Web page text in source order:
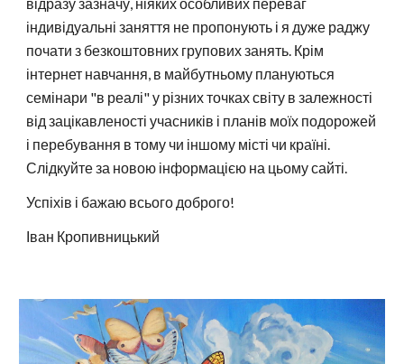
індивідуальні заняття не пропонують і я дуже раджу
почати з безкоштовних групових занять. Крім
інтернет навчання, в майбутньому плануються
семінари "в реалі" у різних точках світу в залежності
від зацікавленості учасників і планів моїх подорожей
і перебування в тому чи іншому місті чи країні.
Слідкуйте за новою інформацією на цьому сайті.
Успіхів і бажаю всього доброго!
Іван Кропивницький